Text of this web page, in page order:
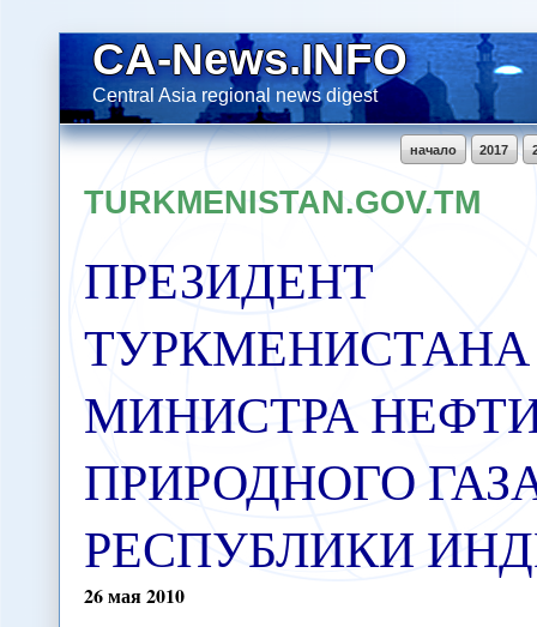
CA-News.INFO
Central Asia regional news digest
2017
начало
TURKMENISTAN.GOV.TM
ПРЕЗИДЕНТ
МИНИСТРА
ПРИРОДНОГО
РЕСПУБЛИКИ
26мая2010